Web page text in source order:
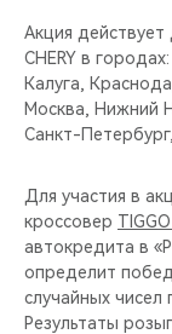
Акция
CHERY в
Калуга,
Москва, Нижний
Санкт-
Для участия в
кроссовер
автокредита в
определит
случайных чисел
Результаты